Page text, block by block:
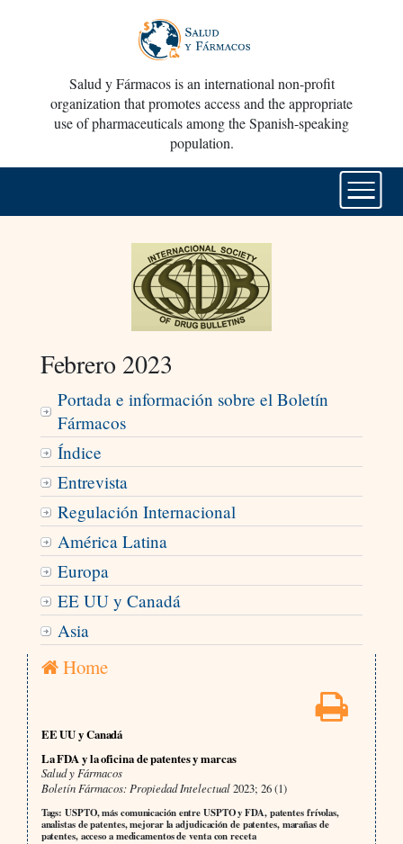
Salud y Fármacos is an international non-profit
organization that promotes access and the appropriate
use of pharmaceuticals among the Spanish-speaking
population.
Febrero 2023
Portada e información sobre el Boletín
Fármacos
Índice
Entrevista
Regulación Internacional
América Latina
Europa
EE UU y Canadá
Asia
Home
EE UU y Canadá
La FDA y la oficina de patentes y marcas
Salud y Fármacos
Boletín Fármacos: Propiedad Intelectual2023; 26 (1)
Tags: USPTO, más comunicación entre USPTO y FDA, patentes frívolas,
analistas de patentes, mejorar la adjudicación de patentes, marañas de
patentes, acceso a medicamentos de venta con receta